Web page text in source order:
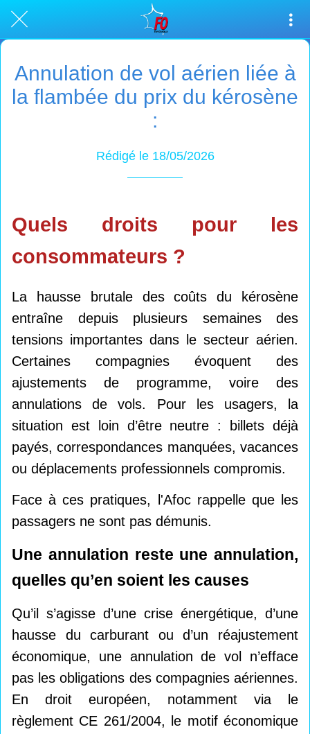
Annulation de vol aérien liée à
la flambée du prix du kérosène
:
Rédigé le 18/05/2026
Quels droits pour les
consommateurs ?
La hausse brutale des coûts du kérosène
entraîne depuis plusieurs semaines des
tensions importantes dans le secteur aérien.
Certaines compagnies évoquent des
ajustements de programme, voire des
annulations de vols. Pour les usagers, la
situation est loin d’être neutre : billets déjà
payés, correspondances manquées, vacances
ou déplacements professionnels compromis.
Face à ces pratiques, l'Afoc rappelle que les
passagers ne sont pas démunis.
Une annulation reste une annulation,
quelles qu’en soient les causes
Qu’il s’agisse d’une crise énergétique, d’une
hausse du carburant ou d’un réajustement
économique, une annulation de vol n’efface
pas les obligations des compagnies aériennes.
En droit européen, notamment via le
règlement CE 261/2004, le motif économique